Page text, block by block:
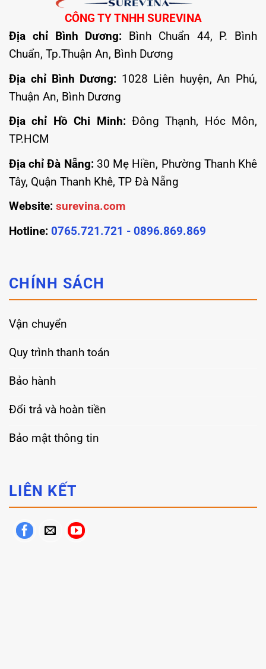
CÔNG TY TNHH SUREVINA
Địa chỉ Bình Dương: Bình Chuẩn 44, P. Bình
Chuẩn, Tp.Thuận An, Bình Dương
Địa chỉ Bình Dương: 1028 Liên huyện, An Phú,
Thuận An, Bình Dương
Địa chỉ Hồ Chi Minh:Đông Thạnh, Hóc Môn,
TP.HCM
Địa chỉ Đà Nẵng:30 Mẹ Hiền, Phường Thanh Khê
Tây, Quận Thanh Khê, TP Đà Nẵng
Website: surevina.com
Hotline: 0765.721.721 - 0896.869.869
CHÍNH SÁCH
Vận chuyển
Quy trình thanh toán
Bảo hành
Đổi trả và hoàn tiền
Bảo mật thông tin
LIÊN KẾT